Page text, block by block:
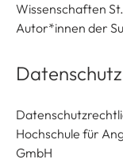
Wissenschaften
Autor*innen der
Datenschutz
Hochschule für
GmbH